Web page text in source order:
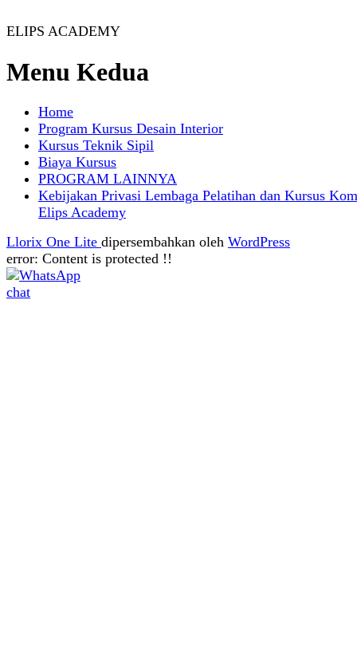
ELIPS ACADEMY
Menu Kedua
Home
Program Kursus Desain Interior
Kursus Teknik Sipil
Biaya Kursus
PROGRAM LAINNYA
Kebijakan Privasi Lembaga Pelatihan dan Kursus
Elips Academy
Llorix One Lite dipersembahkan oleh WordPress
error: Content is protected !!